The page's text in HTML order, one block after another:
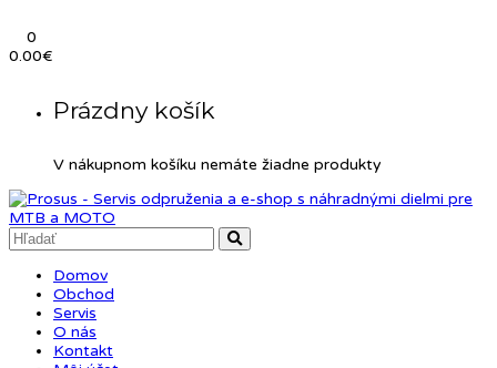
0
0.00€
Prázdny košík
V nákupnom košíku nemáte žiadne produkty
Domov
Obchod
Servis
O nás
Kontakt